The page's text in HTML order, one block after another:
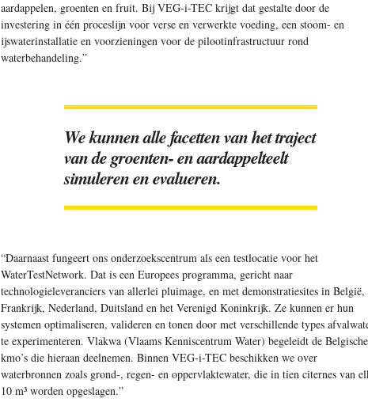
aardappelen, groenten en fruit. Bij VEG-i-TEC krijgt dat gestalte door de
investering in één proceslijn voor verse en verwerkte voeding, een stoom- en
ijswaterinstallatie en voorzieningen voor de pilootinfrastructuur rond
waterbehandeling.”
We kunnen alle facetten van het traject
van de groenten- en aardappelteelt
simuleren en evalueren.
“Daarnaast fungeert ons onderzoekscentrum als een testlocatie voor het
WaterTestNetwork. Dat is een Europees programma, gericht naar
technologieleveranciers van allerlei pluimage, en met demonstratiesites in België,
Frankrijk, Nederland, Duitsland en het Verenigd Koninkrijk. Ze kunnen er hun
systemen optimaliseren, valideren en tonen door met verschillende types
te experimenteren. Vlakwa (Vlaams Kenniscentrum Water) begeleidt de Belgische
kmo’s die hieraan deelnemen. Binnen VEG-i-TEC beschikken we over
waterbronnen zoals grond-, regen- en oppervlaktewater, die in tien citernes van
10 m³ worden opgeslagen.”